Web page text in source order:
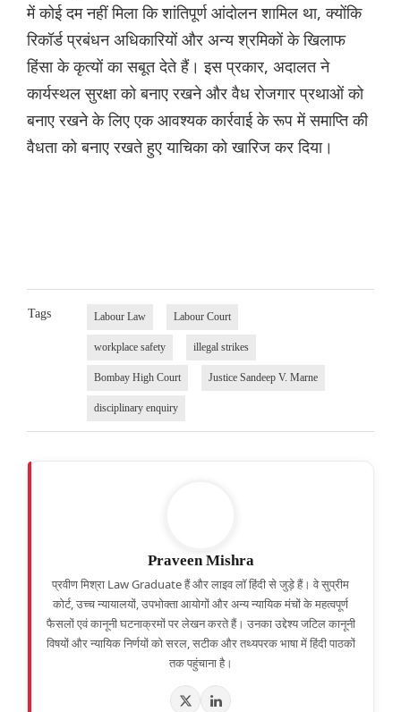
में कोई दम नहीं मिला कि शांतिपूर्ण आंदोलन शामिल था, क्योंकि
रिकॉर्ड प्रबंधन अधिकारियों और अन्य श्रमिकों के खिलाफ
हिंसा के कृत्यों का सबूत देते हैं। इस प्रकार, अदालत ने
कार्यस्थल सुरक्षा को बनाए रखने और वैध रोजगार प्रथाओं को
बनाए रखने के लिए एक आवश्यक कार्रवाई के रूप में समाप्ति की
वैधता को बनाए रखते हुए याचिका को खारिज कर दिया।
Tags Labour Law Labour Court
workplace safety illegal strikes
Bombay High Court Justice Sandeep V. Marne
disciplinary enquiry
Praveen Mishra
प्रवीण मिश्रा Law Graduate हैं और लाइव लॉ हिंदी से जुड़े हैं। वे सुप्रीम
कोर्ट, उच्च न्यायालयों, उपभोक्ता आयोगों और अन्य न्यायिक मंचों के महत्वपूर्ण
फैसलों एवं कानूनी घटनाक्रमों पर लेखन करते हैं। उनका उद्देश्य जटिल कानूनी
विषयों और न्यायिक निर्णयों को सरल, सटीक और तथ्यपरक भाषा में हिंदी पाठकों
तक पहुंचाना है।